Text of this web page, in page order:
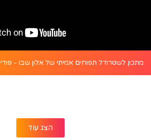
מתכון לשטרודל תפוחים אמיתי של אלון שבו - פודי
הצג עוד